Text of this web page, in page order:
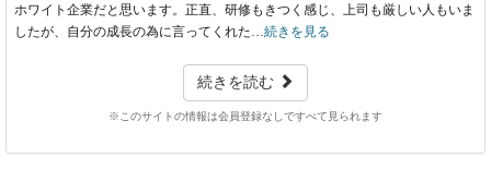
ホワイト企業だと思います。正直、研修もきつく感じ、上司も厳しい人もいま
したが、自分の成長の為に言ってくれた…続きを見る
続きを読む
※このサイトの情報は会員登録なしですべて見られます